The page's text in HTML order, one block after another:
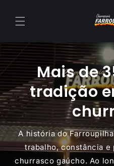
conteúdo
Mais de
tradição
A história do
trabalho, constância e
churrasco gaúcho. Ao